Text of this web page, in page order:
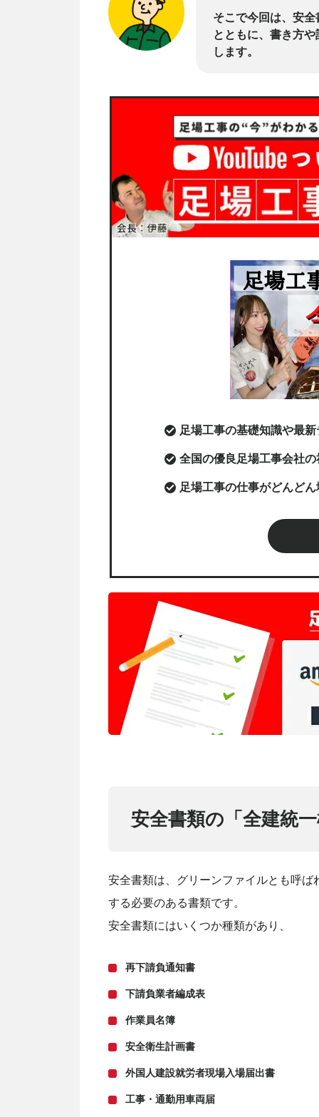
そこで今回は、安
とともに、書き方
します。
足場工事の基礎知識や最
全国の優良足場工事会社
足場工事の仕事がどんど
安全書類の「全建統
安全書類は、グリーンファイルとも呼
する必要のある書類です。
安全書類にはいくつか種類があり、
再下請負通知書
下請負業者編成表
作業員名簿
安全衛生計画書
外国人建設就労者現場入場届出書
工事・通勤用車両届